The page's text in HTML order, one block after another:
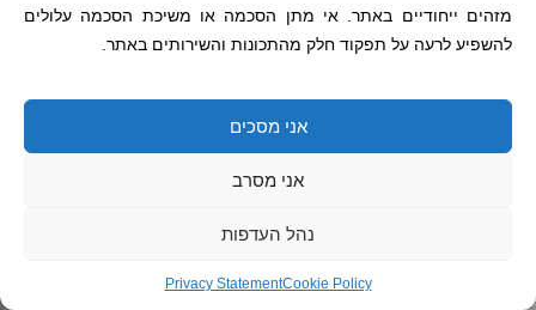
מזהים ייחודיים באתר. אי מתן הסכמה או משיכת הסכמה עלולים
להשפיע לרעה על תפקוד חלק מהתכונות והשירותים באתר.
אני מסכים
אני מסרב
נהל העדפות
Cookie Policy
Privacy Statement